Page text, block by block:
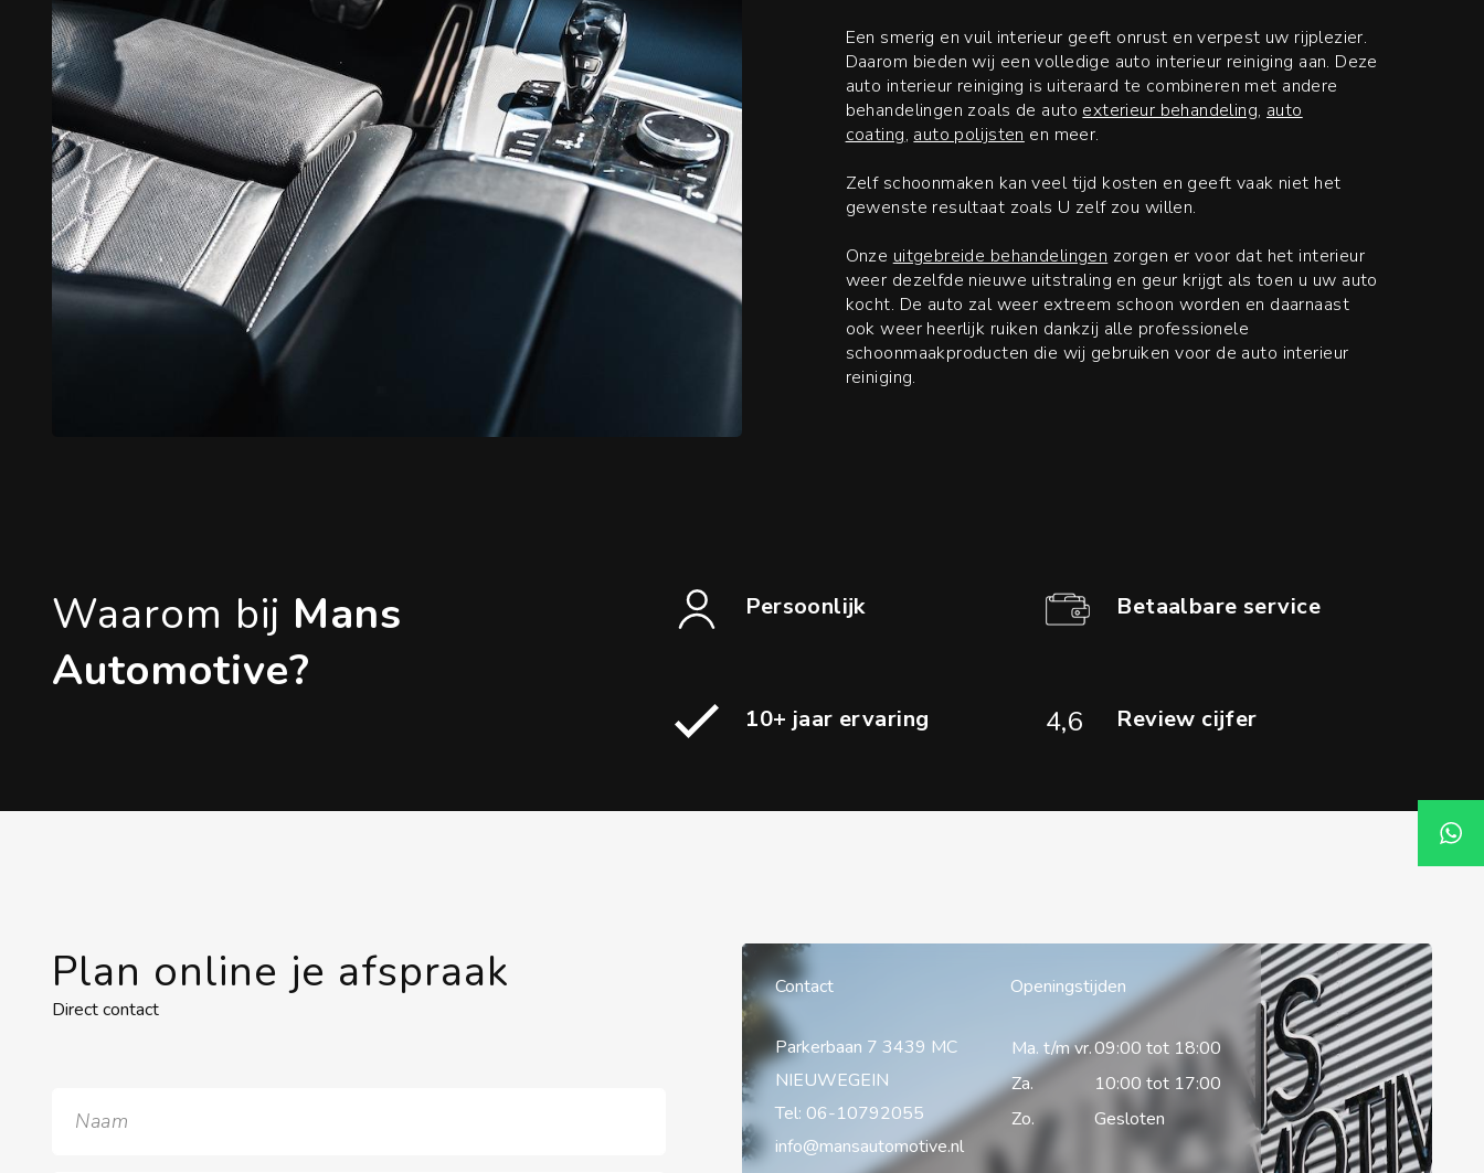
Een smerig en vuil interieur geeft onrust en verpest uw rijplezier.
Daarom bieden wij een volledige auto interieur reiniging aan. Deze
auto interieur reiniging is uiteraard te combineren met andere
behandelingen zoals de auto exterieur behandeling, auto
coating, auto polijsten en meer.
Zelf schoonmaken kan veel tijd kosten en geeft vaak niet het
gewenste resultaat zoals U zelf zou willen.
Onze uitgebreide behandelingen zorgen er voor dat het interieur
weer dezelfde nieuwe uitstraling en geur krijgt als toen u uw auto
kocht. De auto zal weer extreem schoon worden en daarnaast
ook weer heerlijk ruiken dankzij alle professionele
schoonmaakproducten die wij gebruiken voor de auto interieur
reiniging.
Waarom bij Mans
Automotive?
Persoonlijk Betaalbare service
10+ jaar ervaring 4,6 Review cijfer
Plan online je afspraak
Direct contact
Contact
Parkerbaan 7 3439 MC
NIEUWEGEIN
Tel: 06-10792055
info@mansautomotive.nl
Openingstijden
Ma. t/m vr.09:00 tot 18:00
Za.
10:00 tot 17:00
Zo.
Gesloten